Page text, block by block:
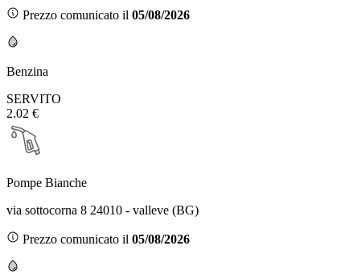
Prezzo comunicato il 05/08/2026
Benzina
SERVITO
2.02 €
Pompe Bianche
via sottocorna 8 24010 - valleve (BG)
Prezzo comunicato il 05/08/2026